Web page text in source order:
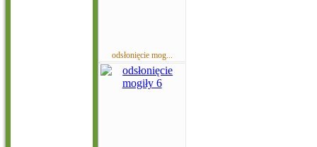
odsłonięcie mog...